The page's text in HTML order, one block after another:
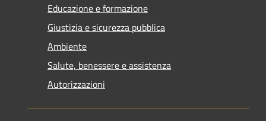
Educazione e formazione
Giustizia e sicurezza pubblica
Ambiente
Salute, benessere e assistenza
Autorizzazioni